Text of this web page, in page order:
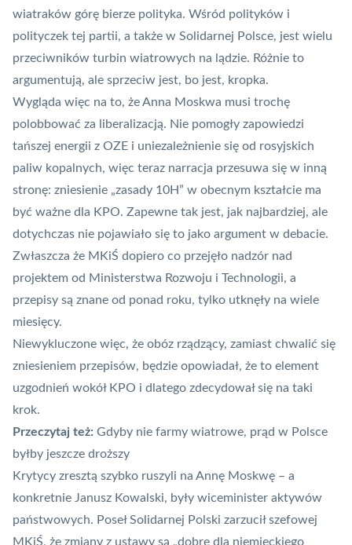
wiatraków górę bierze polityka. Wśród polityków i
polityczek tej partii, a także w Solidarnej Polsce, jest wielu
przeciwników turbin wiatrowych na lądzie. Różnie to
argumentują, ale sprzeciw jest, bo jest, kropka.
Wygląda więc na to, że Anna Moskwa musi trochę
polobbować za liberalizacją. Nie pomogły zapowiedzi
tańszej energii z OZE i uniezależnienie się od rosyjskich
paliw kopalnych, więc teraz narracja przesuwa się w inną
stronę: zniesienie „zasady 10H” w obecnym kształcie ma
być ważne dla KPO. Zapewne tak jest, jak najbardziej, ale
dotychczas nie pojawiało się to jako argument w debacie.
Zwłaszcza że MKiŚ dopiero co przejęło nadzór nad
projektem od Ministerstwa Rozwoju i Technologii, a
przepisy są znane od ponad roku, tylko utknęły na wiele
miesięcy.
Niewykluczone więc, że obóz rządzący, zamiast chwalić się
zniesieniem przepisów, będzie opowiadał, że to element
uzgodnień wokół KPO i dlatego zdecydował się na taki
krok.
Przeczytaj też: Gdyby nie farmy wiatrowe, prąd w Polsce
byłby jeszcze droższy
Krytycy zresztą szybko ruszyli na Annę Moskwę – a
konkretnie Janusz Kowalski, były wiceminister aktywów
państwowych. Poseł Solidarnej Polski zarzucił szefowej
MKiŚ, że zmiany z ustawy są „dobre dla niemieckiego